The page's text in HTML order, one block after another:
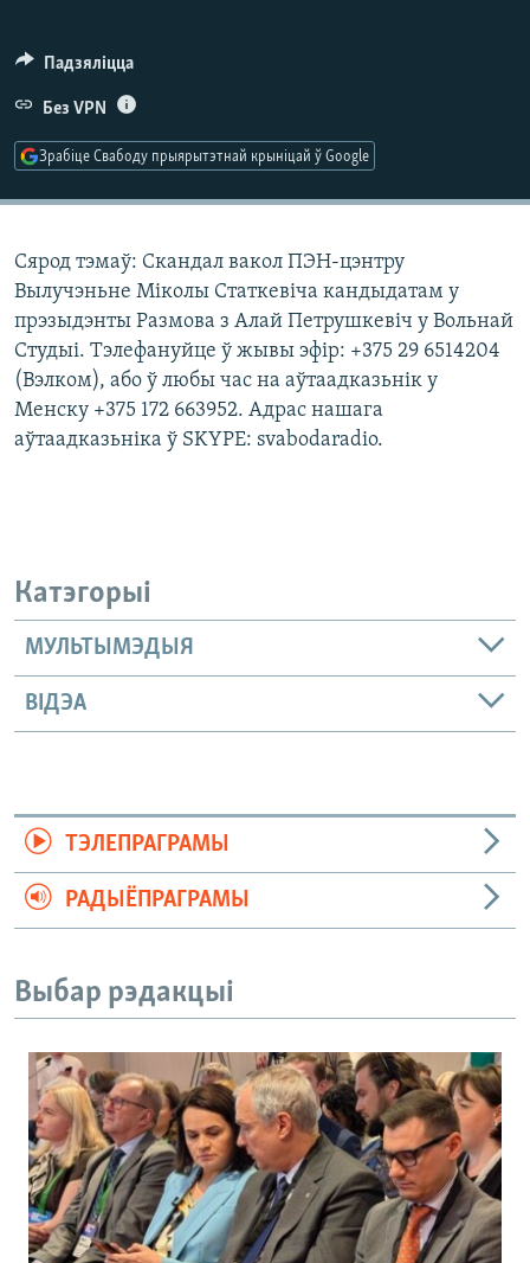
КАЛЯНДАР
НА ХВАЛЯХ СВАБОДЫ
Падзяліцца
Без VPN
Зрабіце Свабоду прыярытэтнай крыніцай ў Google
Сярод тэмаў: Скандал вакол ПЭН-цэнтру
Вылучэньне Міколы Статкевіча кандыдатам у
прэзыдэнты Размова з Алай Петрушкевіч у Вольнай
Студыі. Тэлефануйце ў жывы эфір: +375 29 6514204
(Вэлком), або ў любы час на аўтаадказьнік у
Менску +375 172 663952. Адрас нашага
аўтаадказьніка ў SKYPE: svabodaradio.
Катэгорыі
МУЛЬТЫМЭДЫЯ
ВІДЭА
ТЭЛЕПРАГРАМЫ
РАДЫЁПРАГРАМЫ
Выбар рэдакцыі